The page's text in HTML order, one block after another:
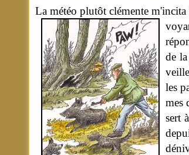
La météo plutôt clémente
de
les
mes
sert